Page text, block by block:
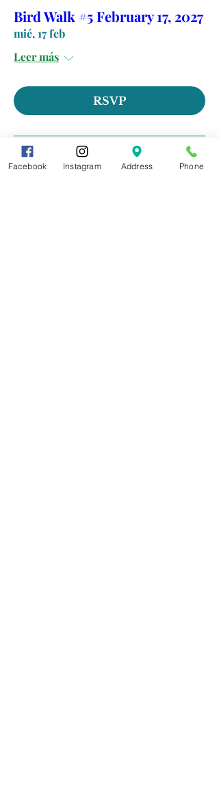
Bird Walk #5 February 17, 2027
mié, 17 feb
Leer más
RSVP
The 6th Annual Glow Together
Facebook Instagram Address Phone